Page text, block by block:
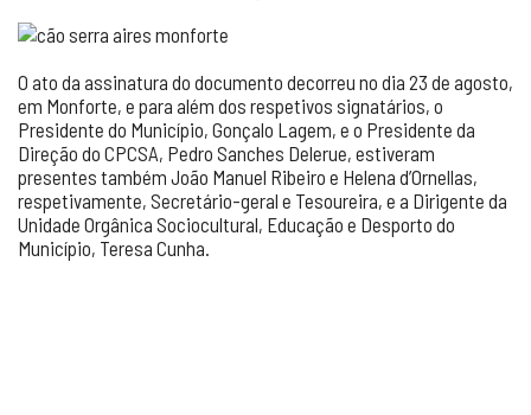
O ato da assinatura do documento decorreu no dia 23 de agosto,
em Monforte, e para além dos respetivos signatários, o
Presidente do Município, Gonçalo Lagem, e o Presidente da
Direção do CPCSA, Pedro Sanches Delerue, estiveram
presentes também João Manuel Ribeiro e Helena d’Ornellas,
respetivamente, Secretário-geral e Tesoureira, e a Dirigente da
Unidade Orgânica Sociocultural, Educação e Desporto do
Município, Teresa Cunha.